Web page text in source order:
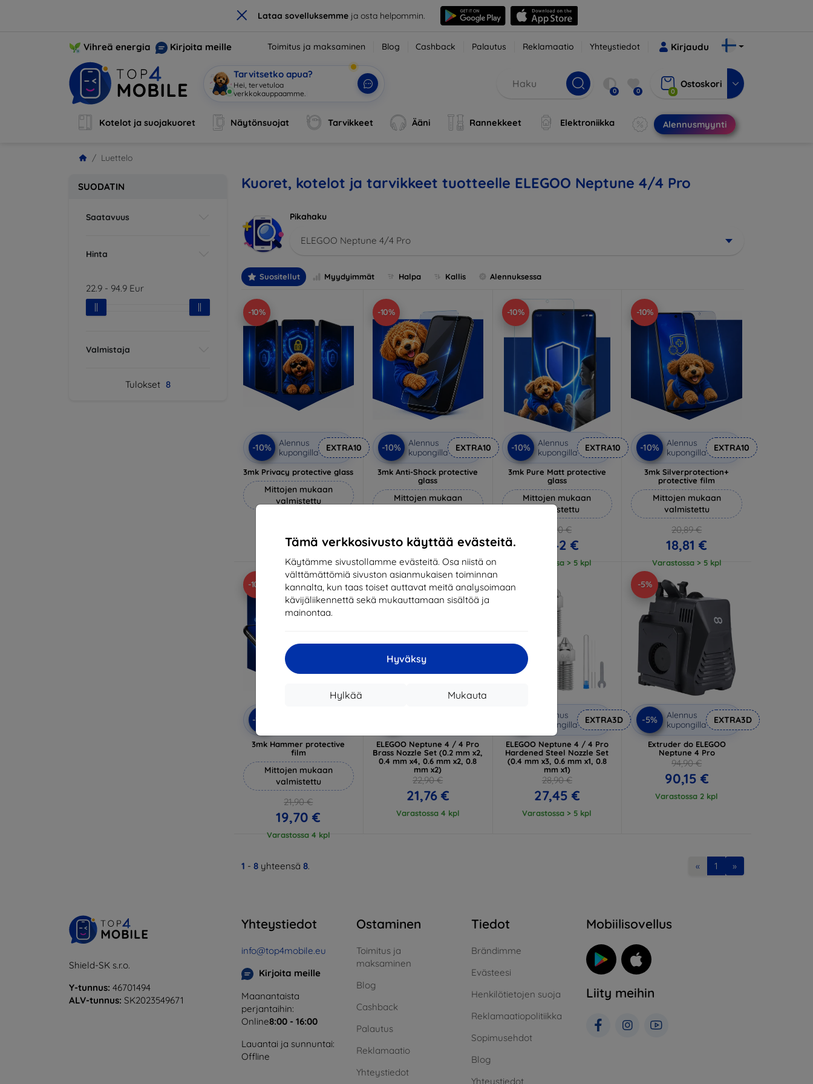
× Lataa sovelluksemmeja osta helpommin.
Tämä verkkosivusto käyttää evästeitä.
Käytämme sivustollamme evästeitä. Osa niistä on
välttämättömiä sivuston asianmukaisen toiminnan
kannalta, kun taas toiset auttavat meitä analysoimaan
kävijäliikennettä sekä mukauttamaan sisältöä ja
mainontaa.
Hyväksy
Mukauta
Hylkää
Vihreä energia Kirjoita meille Toimitus ja maksaminen Blog Cashback Palautus Reklamaatio Yhteystiedot Kirjaudu
Tarvitsetko apua?
Hei, tervetul| 0 0 0
Ostoskori
Kotelot ja suojakuoret Näytönsuojat Tarvikkeet Ääni Rannekkeet Elektroniikka Alennusmyynti
Luettelo
SUODATIN
Saatavuus
Hinta
22.9 - 94.9 Eur
Valmistaja
Tulokset 8
Kuoret, kotelot ja tarvikkeet tuotteelle ELEGOO Neptune 4/4 Pro
Pikahaku
ELEGOO Neptune 4/4 Pro
Suositellut Myydyimmät Halpa Kallis Alennuksessa
-10%
-10%
Alennus
kupongilla
EXTRA10
3mk Privacy protective glass
Mittojen mukaan
valmistettu
20,61 €
-10%
-10%
Alennus
kupongilla
EXTRA10
3mk Anti-Shock protective
glass
Mittojen mukaan
17,01 €
Varastossa > 5 kpl
-10%
-10%
Alennus
kupongilla
EXTRA10
3mk Pure Matt protective
glass
Mittojen mukaan
valmistettu
14,90 €
13,42 €
Varastossa > 5 kpl
-10%
-10%
Alennus
kupongilla
EXTRA10
3mk Silverprotection+
protective film
Mittojen mukaan
valmistettu
20,89 €
18,81 €
Varastossa > 5 kpl
-10%
-10%
3mk Hammer protective
film
Mittojen mukaan
valmistettu
21,90 €
19,70 €
Varastossa 4 kpl
-5%
ELEGOO Neptune 4 / 4 Pro
Brass Nozzle Set (0.2 mm x2,
0.4 mm x4, 0.6 mm x2, 0.8
mm x2)
22,90 €
21,76 €
Varastossa 4 kpl
-5%
Alennus
kupongilla
EXTRA3D
ELEGOO Neptune 4 / 4 Pro
Hardened Steel Nozzle Set
(0.4 mm x3, 0.6 mm x1, 0.8
mm x1)
28,90 €
27,45 €
Varastossa > 5 kpl
-5%
-5%
Alennus
kupongilla
EXTRA3D
Extruder do ELEGOO
Neptune 4 Pro
94,90 €
90,15 €
Varastossa 2 kpl
1 - 8 yhteensä 8. « 1 »
Shield-SK s.r.o.
Y-tunnus: 46701494
ALV-tunnus: SK2023549671
Yhteystiedot
info@top4mobile.eu
Kirjoita meille
Maanantaista
perjantaihin:
Online8:00 - 16:00
Lauantai ja sunnuntai:
Offline
Ostaminen
Toimitus ja
maksaminen
Blog
Cashback
Palautus
Reklamaatio
Yhteystiedot
Tiedot
Brändimme
Evästeesi
Henkilötietojen suoja
Reklamaatiopolitiikka
Sopimusehdot
Blog
Yhteystiedot
Mobiilisovellus
Liity meihin